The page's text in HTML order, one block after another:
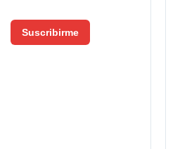
Suscribirme